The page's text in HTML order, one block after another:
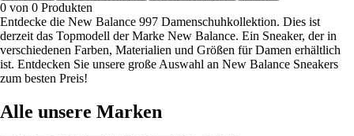
0 von 0 Produkten
Entdecke die New Balance 997 Damenschuhkollektion. Dies ist
derzeit das Topmodell der Marke New Balance. Ein Sneaker, der in
verschiedenen Farben, Materialien und Größen für Damen erhältlich
ist. Entdecken Sie unsere große Auswahl an New Balance Sneakers
zum besten Preis!
Alle unsere Marken